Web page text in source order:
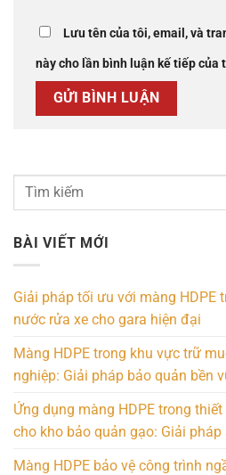
Lưu tên của tôi, email, và
này cho lần bình luận kế tiếp của
BÀI VIẾT MỚI
Giải pháp tối ưu với màng HDPE
nước rửa xe cho gara hiện đại
Màng HDPE trong khu vực trữ
nghiệp: Giải pháp bảo quản bền
Ứng dụng màng HDPE trong
cho kho bảo quản gạo: Giải
Màng HDPE bảo vệ công trình